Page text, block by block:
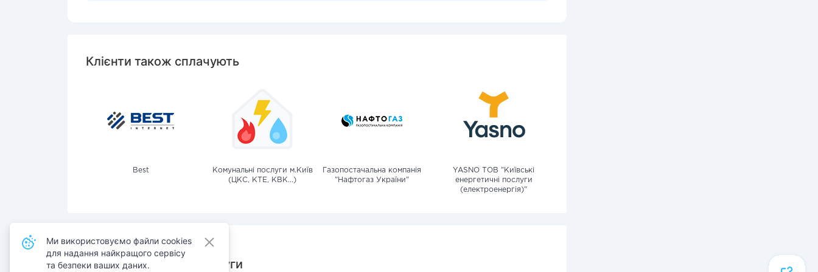
Клієнти також сплачують
Best
Комунальні послуги м.Київ
(ЦКС, КТЕ, КВК...)
Газопостачальна компанія
"Нафтогаз України"
YASNO ТОВ "Київські
енергетичні послуги
(електроенергія)"
Також сплачують послуги
Ми використовуємо файли cookies
для надання найкращого сервісу
та безпеки ваших даних.